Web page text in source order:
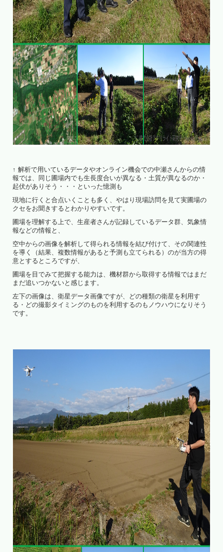
↑ 解析で用いているデータやオンライン機会での中瀬さんからの情
報では、同じ圃場内でも生長度合いが異なる・土質が異なるのか・
起伏がありそう・・・といった憶測も
現地に行くと合点いくことも多く、やはり現場訪問を見て実圃場の
クセをお聞きするとわかりやすいです。
圃場を理解する上で、生産者さんが記録しているデータ群、気象情
報などの情報と、
空中からの画像を解析して得られる情報を結び付けて、その関連性
を導く（結果、複数情報があると予測も立てられる）のが当方の得
意とするところですが、
圃場を目でみて把握する能力は、機材群から取得する情報ではまだ
まだ追いつかないと感じます。
左下の画像は、衛星データ画像ですが、どの種類の衛星を利用す
る・どの撮影タイミングのものを利用するのもノウハウになりそう
です。